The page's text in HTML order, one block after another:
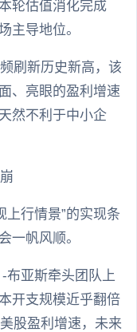
轮估值消化完成
主导地位。
刷新历史新高，该
、亮眼的盈利增速
然不利于中小企
上行情景”的实现条
一帆风顺。
布亚斯牵头团队上
开支规模近乎翻倍
股盈利增速，未来